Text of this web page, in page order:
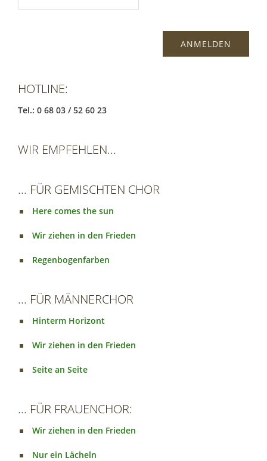
HOTLINE:
Tel.: 0 68 03 / 52 60 23
WIR EMPFEHLEN...
... FÜR GEMISCHTEN CHOR
Here comes the sun
Wir ziehen in den Frieden
Regenbogenfarben
... FÜR MÄNNERCHOR
Hinterm Horizont
Wir ziehen in den Frieden
Seite an Seite
... FÜR FRAUENCHOR:
Wir ziehen in den Frieden
Nur ein Lächeln